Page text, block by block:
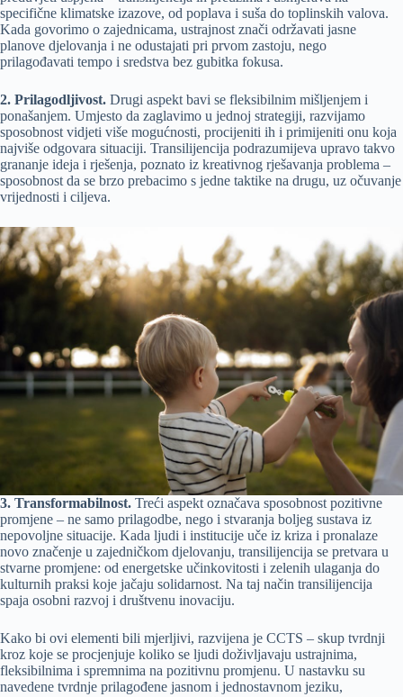
specifične klimatske izazove, od poplava i suša do toplinskih valova.
Kada govorimo o zajednicama, ustrajnost znači održavati jasne
planove djelovanja i ne odustajati pri prvom zastoju, nego
prilagođavati tempo i sredstva bez gubitka fokusa.
2. Prilagodljivost. Drugi aspekt bavi se fleksibilnim mišljenjem i
ponašanjem. Umjesto da zaglavimo u jednoj strategiji, razvijamo
sposobnost vidjeti više mogućnosti, procijeniti ih i primijeniti onu koja
najviše odgovara situaciji. Transilijencija podrazumijeva upravo takvo
grananje ideja i rješenja, poznato iz kreativnog rješavanja problema –
sposobnost da se brzo prebacimo s jedne taktike na drugu, uz očuvanje
vrijednosti i ciljeva.
3. Transformabilnost. Treći aspekt označava sposobnost pozitivne
promjene – ne samo prilagodbe, nego i stvaranja boljeg sustava iz
nepovoljne situacije. Kada ljudi i institucije uče iz kriza i pronalaze
novo značenje u zajedničkom djelovanju, transilijencija se pretvara u
stvarne promjene: od energetske učinkovitosti i zelenih ulaganja do
kulturnih praksi koje jačaju solidarnost. Na taj način transilijencija
spaja osobni razvoj i društvenu inovaciju.
Kako bi ovi elementi bili mjerljivi, razvijena je CCTS – skup tvrdnji
kroz koje se procjenjuje koliko se ljudi doživljavaju ustrajnima,
fleksibilnima i spremnima na pozitivnu promjenu. U nastavku su
navedene tvrdnje prilagođene jasnom i jednostavnom jeziku,